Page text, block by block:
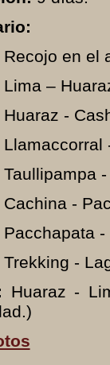
Recojo en el
Lima –
Huaraz -
Llamaccorral
Taullipampa
Cachina -
Pacchapata
Trekking -
Huaraz -